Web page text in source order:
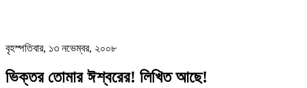
বৃহস্পতিবার, ১৩ নভেম্বর, ২০০৮
ভিক্তর তোমার ঈশ্বরের! লিখিত আছে!